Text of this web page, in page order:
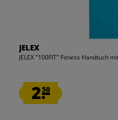
JELEX
JELEX "100FIT" Fitness Handtuch
2.50